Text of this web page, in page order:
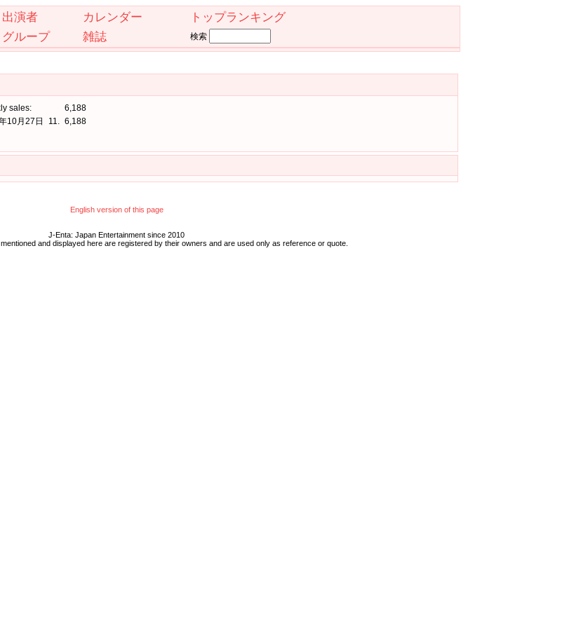
出演者 カレンダー
トップランキング
グループ 雑誌 検索
sales:
6,188
10月27日
11. 6,188
English version of this page
J-Enta: Japan Entertainment since 2010
and displayed here are registered by their owners and are used only as reference or quote.